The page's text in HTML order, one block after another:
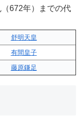
672年）までの代
舒明天皇
有間皇子
藤原鎌足